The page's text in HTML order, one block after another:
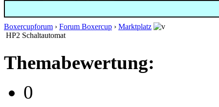
Boxercupforum › Forum Boxercup › Marktplatz
HP2 Schaltautomat
Themabewertung:
0